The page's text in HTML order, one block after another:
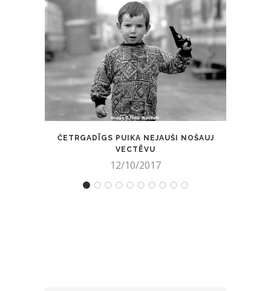
ČETRGADĪGS PUIKA NEJAUŠI NOŠAUJ
VECTĒVU
12/10/2017